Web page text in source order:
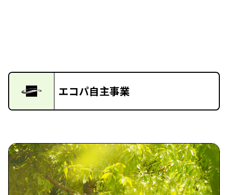
エコパ自主事業